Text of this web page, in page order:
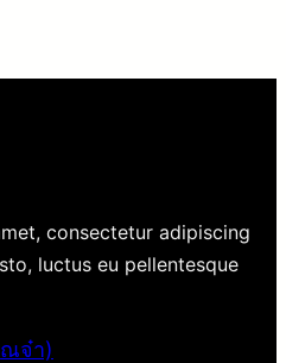
consectetur adipiscing
luctus eu pellentesque
จ๋า)